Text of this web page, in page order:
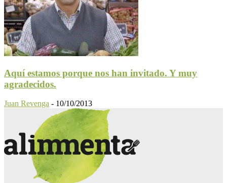
Aquí estamos porque nos han invitado. Y muy
agradecidos.
Juan Revenga - 10/10/2013